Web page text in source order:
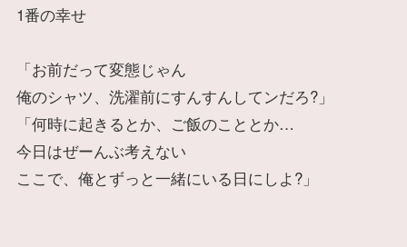
1番の幸せ
「お前だって変態じゃん
俺のシャツ、洗濯前にすんすんしてンだろ?」
「何時に起きるとか、ご飯のこととか…
今日はぜーんぶ考えない
ここで、俺とずっと一緒にいる日にしよ?」